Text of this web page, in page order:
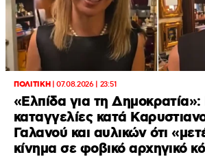
ΠΟΛΙΤΙΚΗ|07.08.2026 | 23:51
«Ελπίδα για τη
καταγγελίες κατά
Γαλανού και αυλικών ότι
κίνημα σε φοβικό αρχηγικό